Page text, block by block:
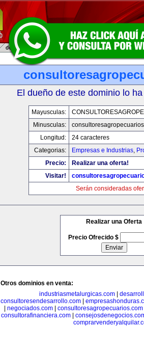
El dueño de este dominio lo
Mayusculas:
Minusculas:
Longitud:
24 caracteres
Categorias:
Empresas e Industrias,
Precio:
Realizar una oferta!
Visitar!
Serán consideradas
Realizar una Oferta
Precio Ofrecido $
Otros dominios en venta:
industriasmetalurgicas.com|
consultoresendesarrollo.com
negociados.com consultoresagropecuarios.com
consultorafinanciera.com|